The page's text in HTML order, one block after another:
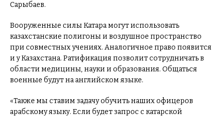
Сарыбаев.
Вооруженные силы Катара могут использовать
казахстанские полигоны и воздушное пространство
при совместных учениях. Аналогичное право появится
и у Казахстана. Ратификация позволит сотрудничать в
области медицины, науки и образования. Общаться
военные будут на английском языке.
«Также мы ставим задачу обучить наших офицеров
арабскому языку. Если будет запрос с катарской